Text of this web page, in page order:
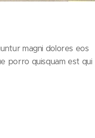
magni dolores eos
porro quisquam est qui